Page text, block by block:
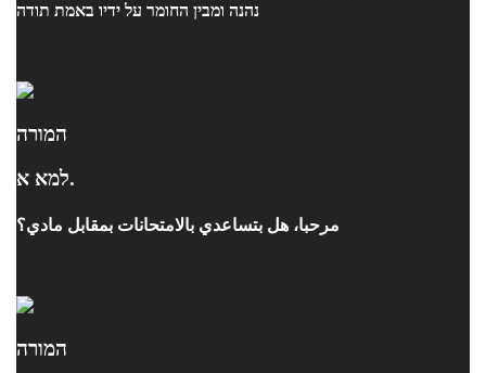
נהנה ומבין החומר על ידיו באמת תודה
המורה
למא א.
مرحبا، هل بتساعدي بالامتحانات بمقابل مادي؟
המורה